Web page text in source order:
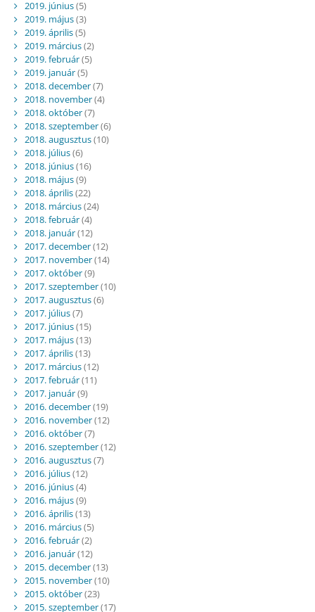
2019. június(5)
2019. május(3)
2019. április(5)
2019. március(2)
2019. február(5)
2019. január(5)
2018. december(7)
2018. november(4)
2018. október(7)
2018. szeptember(6)
2018. augusztus(10)
2018. július(6)
2018. június(16)
2018. május(9)
2018. április(22)
2018. március(24)
2018. február(4)
2018. január(12)
2017. december(12)
2017. november(14)
2017. október(9)
2017. szeptember(10)
2017. augusztus(6)
2017. július(7)
2017. június(15)
2017. május(13)
2017. április(13)
2017. március(12)
2017. február(11)
2017. január(9)
2016. december(19)
2016. november(12)
2016. október(7)
2016. szeptember(12)
2016. augusztus(7)
2016. július(12)
2016. június(4)
2016. május(9)
2016. április(13)
2016. március(5)
2016. február(2)
2016. január(12)
2015. december(13)
2015. november(10)
2015. október(23)
2015. szeptember(17)